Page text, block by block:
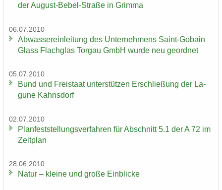
der August-​Bebel-Straße in Grim­ma
06.07.2010
Ab­was­ser­ein­lei­tung des Un­ter­neh­mens Saint-​Gobain
Glass Flach­glas Tor­gau GmbH wurde neu ge­ord­net
05.07.2010
Bund und Frei­staat un­ter­stüt­zen Er­schlie­ßung der La­
gu­ne Kahns­dorf
02.07.2010
Plan­fest­stel­lungs­ver­fah­ren für Ab­schnitt 5.1 der A 72 im
Zeit­plan
28.06.2010
Natur – klei­ne und große Ein­bli­cke